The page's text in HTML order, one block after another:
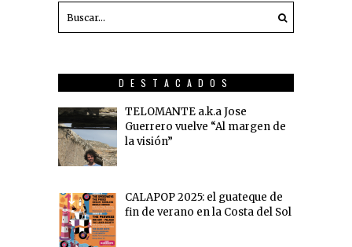
DESTACADOS
TELOMANTE a.k.a Jose
Guerrero vuelve “Al margen de
la visión”
CALAPOP 2025: el guateque de
fin de verano en la Costa del Sol